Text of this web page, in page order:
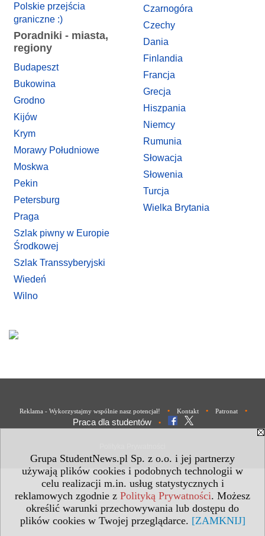
Grupa StudentNews.pl Sp. z o.o. i jej partnerzy
używają plików cookies i podobnych technologii w
celu realizacji m.in. usług statystycznych i
reklamowych zgodnie z Polityką Prywatności. Możesz
określić warunki przechowywania lub dostępu do
plików cookies w Twojej przeglądarce. [ZAMKNIJ]
Polskie przejścia
graniczne :)
Poradniki - miasta,
regiony
Budapeszt
Bukowina
Grodno
Kijów
Krym
Morawy Południowe
Moskwa
Pekin
Petersburg
Praga
Szlak piwny w Europie
Środkowej
Szlak Transsyberyjski
Wiedeń
Wilno
Czarnogóra
Czechy
Dania
Finlandia
Francja
Grecja
Hiszpania
Niemcy
Rumunia
Słowacja
Słowenia
Turcja
Wielka Brytania
Reklama - Wykorzystajmy wspólnie nasz potencjał! • Kontakt • Patronat •
Praca dla studentów •